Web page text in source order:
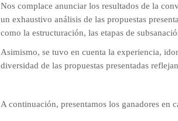
Nos complace anunciar los resultados de la
un exhaustivo análisis de las propuestas
como la estructuración, las etapas de
Asimismo, se tuvo en cuenta la experiencia,
diversidad de las propuestas presentadas
A continuación, presentamos los ganadores en